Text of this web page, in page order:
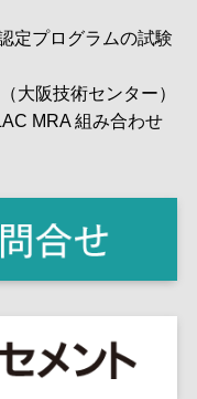
定プログラムの試験
大阪技術センター）
MRA 組み合わせ